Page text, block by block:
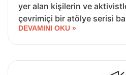
yer alan kişilerin ve
çevrimiçi bir atölye serisi
DEVAMINI OKU »